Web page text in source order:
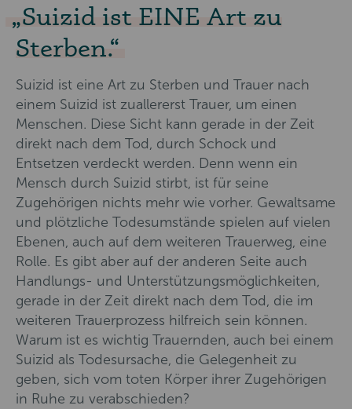
Suizid ist EINE Art zu
Sterben.
Suizid ist eine Art zu Sterben und Trauer nach
einem Suizid ist zuallererst Trauer, um einen
Menschen. Diese Sicht kann gerade in der Zeit
direkt nach dem Tod, durch Schock und
Entsetzen verdeckt werden. Denn wenn ein
Mensch durch Suizid stirbt, ist für seine
Zugehörigen nichts mehr wie vorher. Gewaltsame
und plötzliche Todesumstände spielen auf vielen
Ebenen, auch auf dem weiteren Trauerweg, eine
Rolle. Es gibt aber auf der anderen Seite auch
Handlungs- und Unterstützungsmöglichkeiten,
gerade in der Zeit direkt nach dem Tod, die im
weiteren Trauerprozess hilfreich sein können.
Warum ist es wichtig Trauernden, auch bei einem
Suizid als Todesursache, die Gelegenheit zu
geben, sich vom toten Körper ihrer Zugehörigen
in Ruhe zu verabschieden?